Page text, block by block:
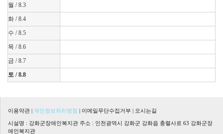
월 / 8.3
화 / 8.4
수 / 8.5
목 / 8.6
금 / 8.7
토 / 8.8
이용약관 개인정보처리방침 이메일무단수집거부 오시는길
시설명 : 강화군장애인복지관 주소 : 인천광역시 강화군 강화읍 충렬사로 63 강화군장
애인복지관